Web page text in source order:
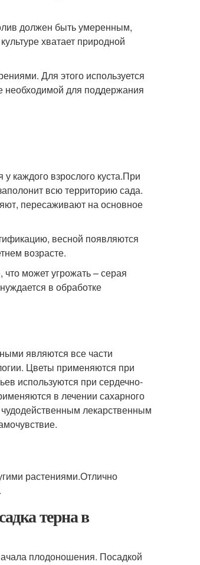
должен быть умеренным,
хватает природной
Для этого используется
необходимой для поддержания
каждого взрослого куста.При
всю территорию сада.
пересаживают на основное
весной появляются
возрасте.
может угрожать – серая
в обработке
являются все части
Цветы применяются при
используются при сердечно-
в лечении сахарного
лекарственным
растениями.Отлично
терна в
плодоношения. Посадкой